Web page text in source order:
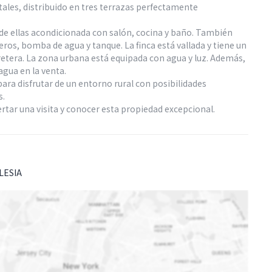
distribuido en tres terrazas perfectamente
ellas acondicionada con salón, cocina y baño. También
bomba de agua y tanque. La finca está vallada y tiene un
La zona urbana está equipada con agua y luz. Además,
en la venta.
disfrutar de un entorno rural con posibilidades
una visita y conocer esta propiedad excepcional.